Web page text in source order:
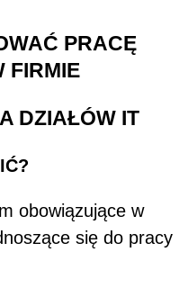
PRACĘ
FIRMIE
DZIAŁÓW IT
obowiązujące w
się do pracy